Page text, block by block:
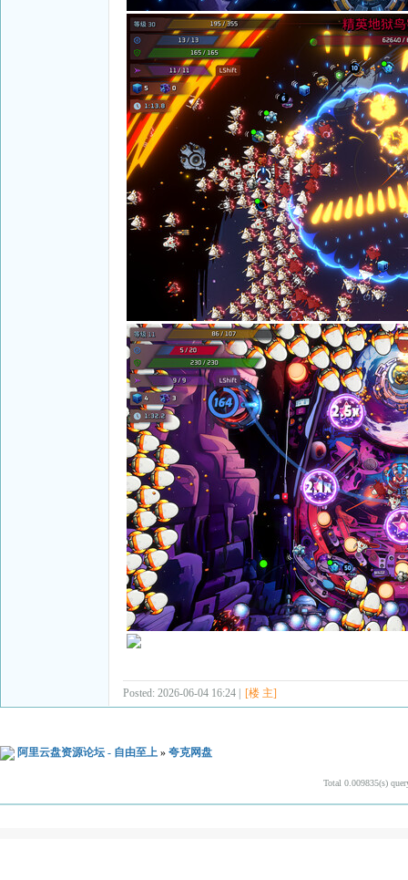
Posted: 2026-06-04 16:24 | [楼 主]
阿里云盘资源论坛 - 自由至上 » 夸克网盘
Total 0.009835(s)